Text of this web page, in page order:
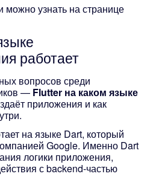
можно узнать на странице
работает
вопросов среди
— Flutter на каком языке
приложения и как
на языке Dart, который
Google. Именно Dart
логики приложения,
с backend-частью